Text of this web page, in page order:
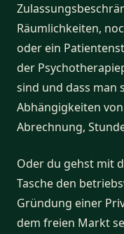
Räumlichkeiten,
oder ein
der
sind und dass man
Abhängigkeiten
Abrechnung,
Oder du gehst mit
Tasche den
Gründung einer
dem freien Markt